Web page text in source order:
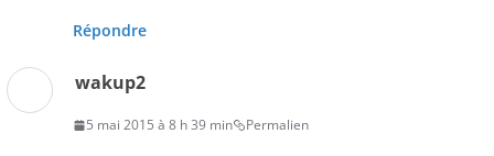
Répondre
wakup2
5 mai 2015 à 8 h 39 min Permalien